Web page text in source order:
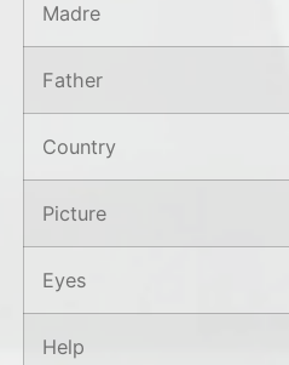
Madre
Father
Country
Picture
Eyes
Help